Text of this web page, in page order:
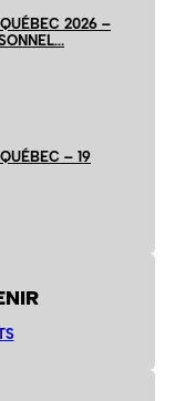
2026 –
– 19